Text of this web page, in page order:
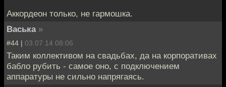
Аккордеон только, не гармошка.
Васька »
#44 | 03.07.14 08:06
Таким коллективом на свадьбах, да на корпоративах
бабло рубить - самое оно, с подключением
аппаратуры не сильно напрягаясь.